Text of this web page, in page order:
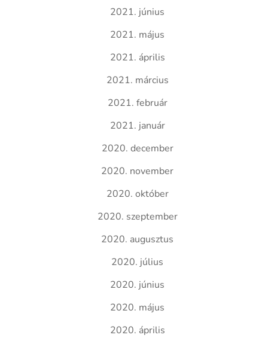
2021. június
2021. május
2021. április
2021. március
2021. február
2021. január
2020. december
2020. november
2020. október
2020. szeptember
2020. augusztus
2020. július
2020. június
2020. május
2020. április